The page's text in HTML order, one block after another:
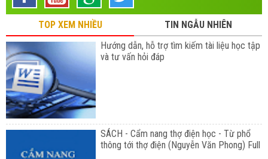
TOP XEM NHIỀU
TIN NGẪU NHIÊN
Hướng dẫn, hỗ trợ tìm kiếm tài liệu học tập
và tư vấn hỏi đáp
SÁCH - Cẩm nang thợ điện học - Từ phổ
thông tới thợ điện (Nguyễn Văn Phong) Full